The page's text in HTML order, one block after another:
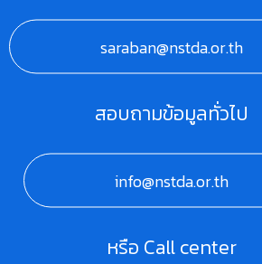
saraban@nstda.or.th
สอบถามข้อมูลทั่วไป
info@nstda.or.th
หรือ Call center